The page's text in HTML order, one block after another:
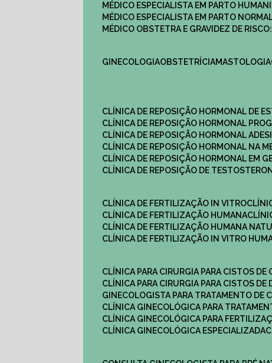
MÉDICO ESPECIALISTA EM PARTO
MÉDICO ESPECIALISTA EM PARTO
MÉDICO OBSTETRA E GRAVIDEZ DE
GINECOLOGIA
OBSTETRÍCIA MASTOLOGIA
CLÍNICA DE REPOSIÇÃO HORMONAL DE
CLÍNICA DE REPOSIÇÃO HORMONAL
CLÍNICA DE REPOSIÇÃO HORMONAL
CLÍNICA DE REPOSIÇÃO HORMONAL NA
CLÍNICA DE REPOSIÇÃO HORMONAL EM
CLÍNICA DE REPOSIÇÃO DE
CLÍNICA DE FERTILIZAÇÃO IN VITRO
CLÍNICA DE FERTILIZAÇÃO HUMANA
CLÍNICA DE FERTILIZAÇÃO HUMANA
CLÍNICA DE FERTILIZAÇÃO IN VITRO
CLÍNICA PARA CIRURGIA PARA CISTOS DE
CLÍNICA PARA CIRURGIA PARA CISTOS DE
GINECOLOGISTA PARA TRATAMENTO DE
CLÍNICA GINECOLÓGICA PARA
CLÍNICA GINECOLÓGICA PARA
CLÍNICA GINECOLÓGICA ESPECIALIZADA